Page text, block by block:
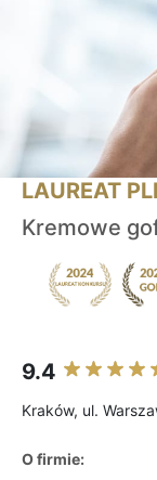
LAUREAT
Kremowe
9.4
Kraków, ul.
O firmie: